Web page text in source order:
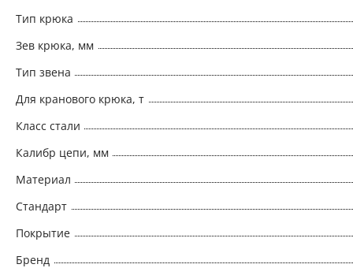
Тип крюка
Зев крюка, мм
Тип звена
Для кранового крюка, т
Класс стали
Калибр цепи, мм
Материал
Стандарт
Покрытие
Бренд